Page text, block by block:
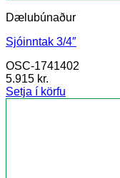
Dælubúnaður
Sjóinntak 3/4″
OSC-1741402
5.915 kr.
Setja í körfu